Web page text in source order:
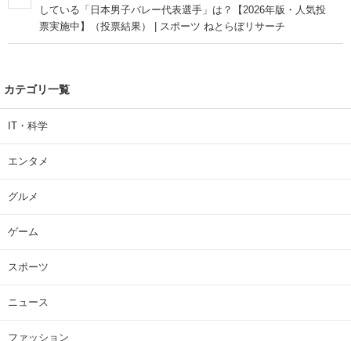
している「日本男子バレー代表選手」は？【2026年版・人気投
票実施中】（投票結果） | スポーツ ねとらぼリサーチ
カテゴリ一覧
IT・科学
エンタメ
グルメ
ゲーム
スポーツ
ニュース
ファッション